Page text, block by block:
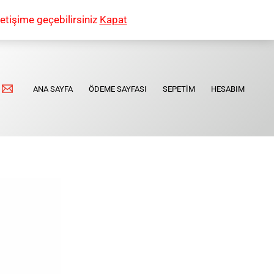
geçebilirsiniz Kapat
ANA SAYFA ÖDEME SAYFASI SEPETIM HESABIM